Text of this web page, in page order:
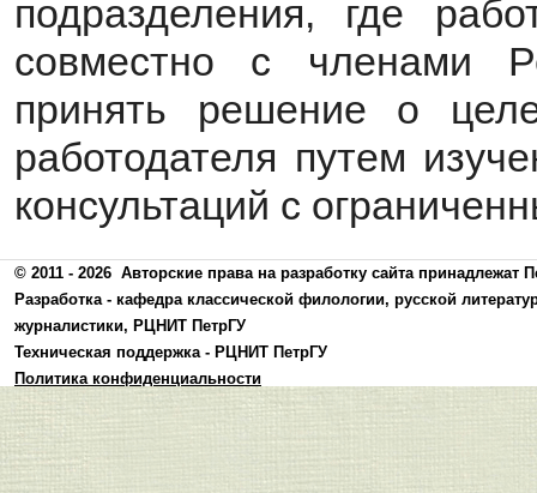
подразделения, где
совместно с членами
принять решение о
работодателя путем
консультаций с
© 2011 - 2026 Авторские права на разработку сайта принадлежат
Разработка - кафедра классической филологии, русской
журналистики, РЦНИТ ПетрГУ
Техническая поддержка - РЦНИТ ПетрГУ
Политика конфиденциальности